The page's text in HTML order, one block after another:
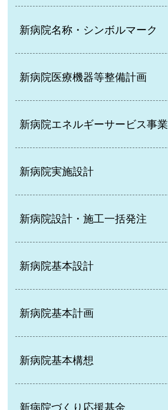
新病院名称・シンボルマーク
新病院医療機器等整備計画
新病院エネルギーサービス事業
新病院実施設計
新病院設計・施工一括発注
新病院基本設計
新病院基本計画
新病院基本構想